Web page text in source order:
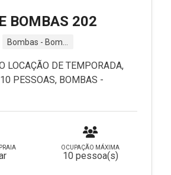
BOMBAS 202
LOCAÇÃO DE TEMPORADA,
PESSOAS, BOMBAS -
OCUPAÇÃO MÁXIMA
10 pessoa(s)